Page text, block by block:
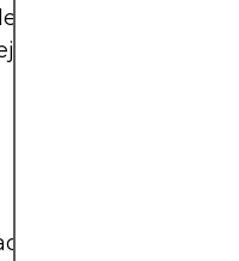
una década en
de
uno de los